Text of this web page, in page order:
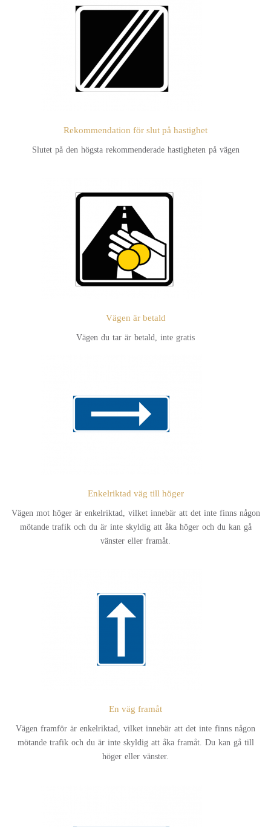
Rekommendation för slut på hastighet
Slutet på den högsta rekommenderade hastigheten på vägen
Vägen är betald
Vägen du tar är betald, inte gratis
Enkelriktad väg till höger
Vägen mot höger är enkelriktad, vilket innebär att det inte finns någon
mötande trafik och du är inte skyldig att åka höger och du kan gå
vänster eller framåt.
En väg framåt
Vägen framför är enkelriktad, vilket innebär att det inte finns någon
mötande trafik och du är inte skyldig att åka framåt. Du kan gå till
höger eller vänster.